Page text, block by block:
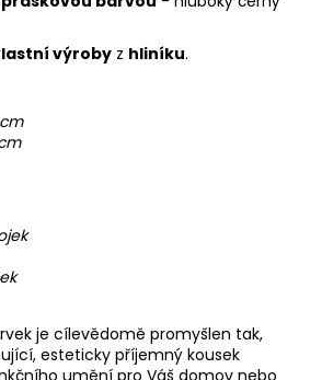
výroby z hliníku.
je cílevědomě promyšlen tak,
esteticky příjemný kousek
umění pro Váš domov nebo